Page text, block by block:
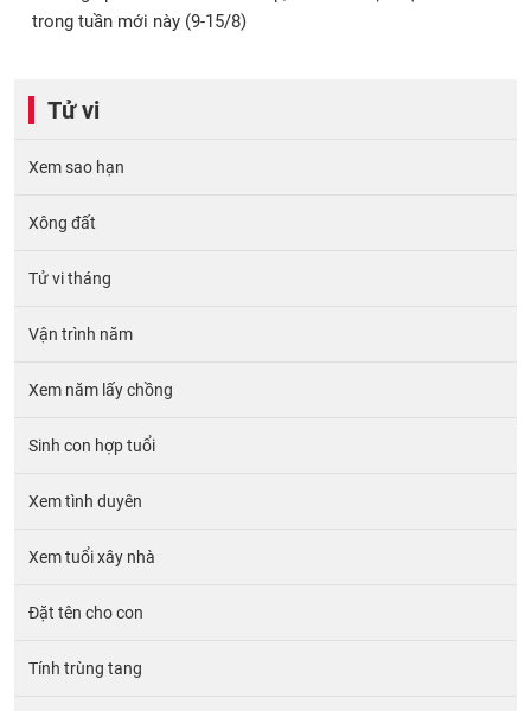
trong tuần mới này (9-15/8)
Tử vi
Xem sao hạn
Xông đất
Tử vi tháng
Vận trình năm
Xem năm lấy chồng
Sinh con hợp tuổi
Xem tình duyên
Xem tuổi xây nhà
Đặt tên cho con
Tính trùng tang